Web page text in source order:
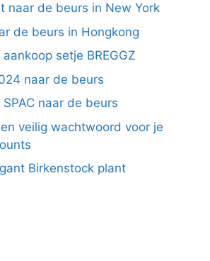
naar de beurs in New York
de beurs in Hongkong
setje BREGGZ
naar de beurs
naar de beurs
veilig wachtwoord voor je
Birkenstock plant